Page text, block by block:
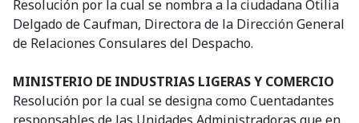
Resolución por la cual se nombra a la ciudadana Otilia
Delgado de Caufman, Directora de la Dirección General
de Relaciones Consulares del Despacho.
MINISTERIO DE INDUSTRIAS LIGERAS Y COMERCIO
Resolución por la cual se designa como Cuentadantes